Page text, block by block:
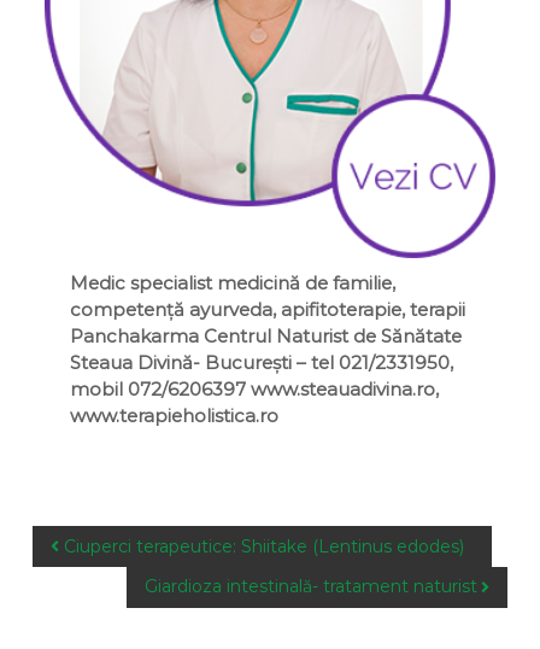
Medic specialist medicină de familie,
competență ayurveda, apifitoterapie, terapii
Panchakarma Centrul Naturist de Sănătate
Steaua Divină- București – tel 021/2331950,
mobil 072/6206397 www.steauadivina.ro,
www.terapieholistica.ro
o
Ciuperci terapeutice: Shiitake (Lentinus edodes)
Giardioza intestinală- tratament naturist